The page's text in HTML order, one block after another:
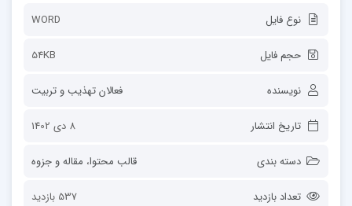
نوع فایل WORD
حجم فایل 54KB
نویسنده فعالان تهذیب و تربیت
تاریخ انتشار 8 دی 1402
دسته بندی قالب محتوا، مقاله و جزوه
تعداد بازدید 537 بازدید